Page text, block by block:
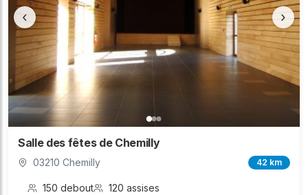
‹ ›
Salle des fêtes de Chemilly
03210 Chemilly 42 km
150 debout 120 assises